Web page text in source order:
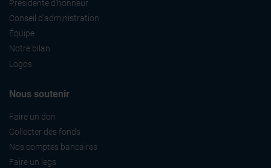
Présidente d'honneur
Conseil d'administration
Équipe
Notre bilan
Logos
Nous soutenir
Faire un don
Collecter des fonds
Nos comptes bancaires
Faire un legs